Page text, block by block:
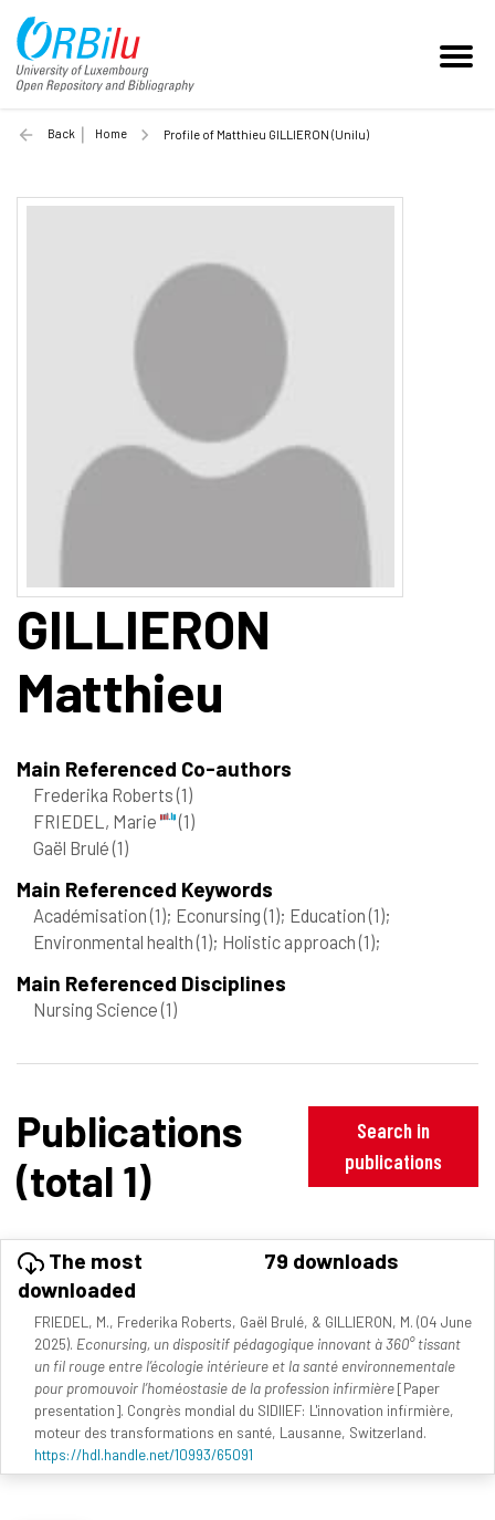
Back Home Profile of Matthieu GILLIERON (Unilu)
GILLIERON
Matthieu
Main Referenced Co-authors
Frederika Roberts(1)
FRIEDEL, Marie
(1)
Gaël Brulé(1)
Main Referenced Keywords
Académisation(1); Econursing(1); Education(1);
Environmental health(1); Holistic approach(1);
Main Referenced Disciplines
Nursing Science(1)
Publications
(total 1)
Search in
publications
The most
downloaded
79 downloads
FRIEDEL, M., Frederika Roberts, Gaël Brulé, & GILLIERON, M. (04 June
2025). Econursing, un dispositif pédagogique innovant à 360° tissant
un fil rouge entre l’écologie intérieure et la santé environnementale
pour promouvoir l’homéostasie de la profession infirmière[Paper
presentation]. Congrès mondial du SIDIIEF: L'innovation infirmière,
moteur des transformations en santé, Lausanne, Switzerland.
https://hdl.handle.net/10993/65091